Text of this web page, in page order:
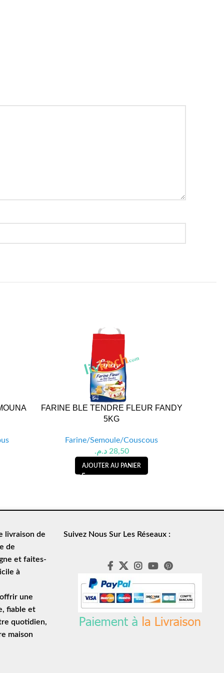
FARINE BLE TENDRE FLEUR FANDY
5KG
Farine/Semoule/Couscous
28,50 د.م.
AJOUTER AU PANIER
livraison de
de
et faites-
à
offrir une
, fiable et
quotidien,
maison
Suivez Nous Sur Les Réseaux :